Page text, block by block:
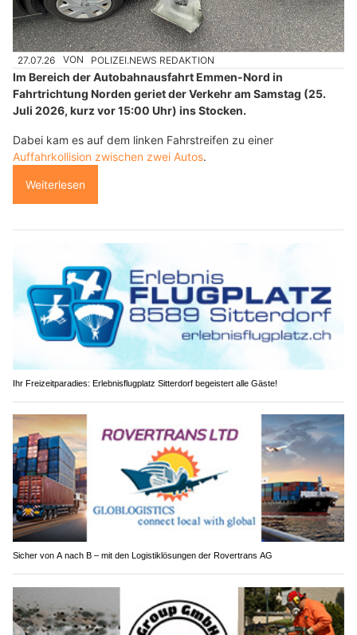
27.07.26 VON POLIZEI.NEWS REDAKTION
Im Bereich der Autobahnausfahrt Emmen-Nord in
Fahrtrichtung Norden geriet der Verkehr am Samstag (25.
Juli 2026, kurz vor 15:00 Uhr) ins Stocken.
Dabei kam es auf dem linken Fahrstreifen zu einer
Auffahrkollision zwischen zwei Autos.
Weiterlesen
Ihr Freizeitparadies: Erlebnisflugplatz Sitterdorf begeistert alle Gäste!
Sicher von A nach B – mit den Logistiklösungen der Rovertrans AG